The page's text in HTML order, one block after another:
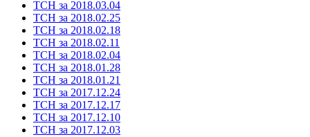
ТСН за 2018.03.04
ТСН за 2018.02.25
ТСН за 2018.02.18
ТСН за 2018.02.11
ТСН за 2018.02.04
ТСН за 2018.01.28
ТСН за 2018.01.21
ТСН за 2017.12.24
ТСН за 2017.12.17
ТСН за 2017.12.10
ТСН за 2017.12.03